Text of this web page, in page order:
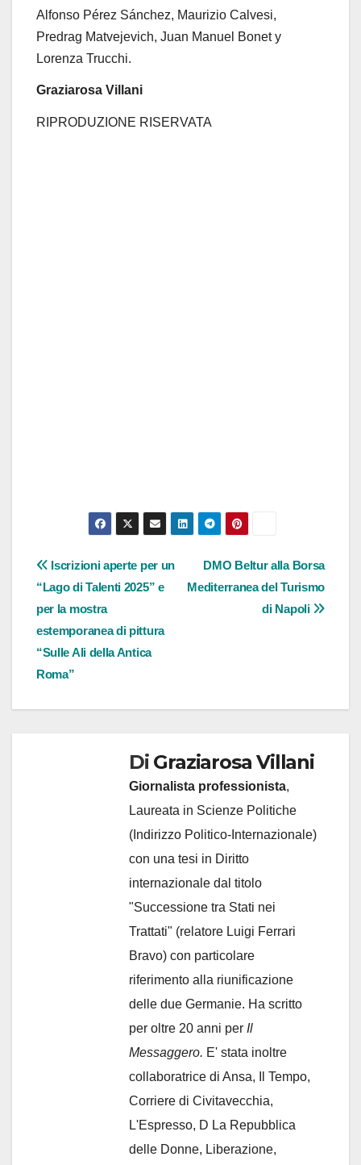
Alfonso Pérez Sánchez, Maurizio Calvesi,
Predrag Matvejevich, Juan Manuel Bonet y
Lorenza Trucchi.
Graziarosa Villani
RIPRODUZIONE RISERVATA
Navigazione
articoli
DMO Beltur alla Borsa
Mediterranea del Turismo
di Napoli
Iscrizioni aperte per un
“Lago di Talenti 2025” e
per la mostra
estemporanea di pittura
“Sulle Ali della Antica
Roma”
Di Graziarosa Villani
Giornalista professionista,
Laureata in Scienze Politiche
(Indirizzo Politico-Internazionale)
con una tesi in Diritto
internazionale dal titolo
"Successione tra Stati nei
Trattati" (relatore Luigi Ferrari
Bravo) con particolare
riferimento alla riunificazione
delle due Germanie. Ha scritto
per oltre 20 anni per Il
Messaggero. E' stata inoltre
collaboratrice di Ansa, Il Tempo,
Corriere di Civitavecchia,
L'Espresso, D La Repubblica
delle Donne, Liberazione,